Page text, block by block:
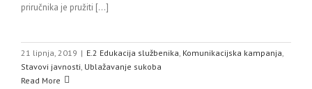
priručnika je pružiti [...]
21 lipnja, 2019 | E.2 Edukacija službenika Komunikacijska kampanja
Stavovi javnosti Ublažavanje sukoba
Read More